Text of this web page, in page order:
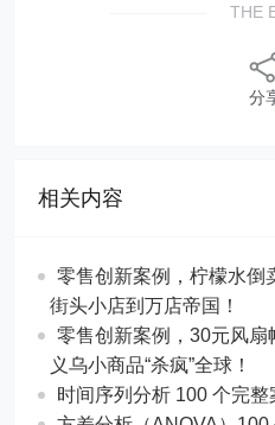
THE
分
相关内容
零售创新案例，柠檬水倒
街头小店到万店帝国！
零售创新案例，30元风扇
义乌小商品“杀疯”全球！
时间序列分析 100 个完整